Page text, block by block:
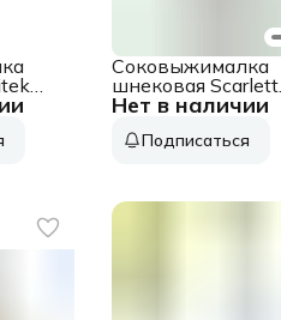
Нет в наличии
Соковыжималка
шнековая Scarlett
SC-JE50S63 400Вт
белый
Подписаться